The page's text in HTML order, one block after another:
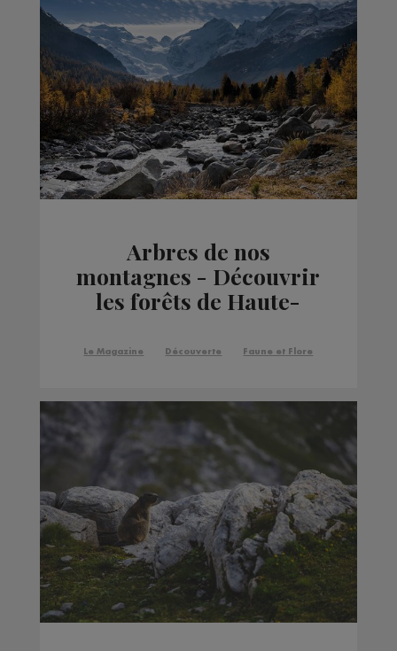
Arbres de nos
montagnes - Découvrir
les forêts de Haute-
Le Magazine Découverte Faune et Flore